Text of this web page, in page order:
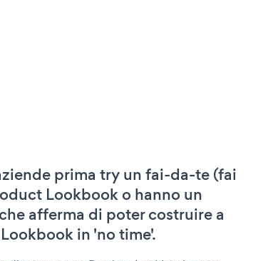
prima try un fai-da-te (fai
Lookbook o hanno un
afferma di poter costruire a
in 'no time'.